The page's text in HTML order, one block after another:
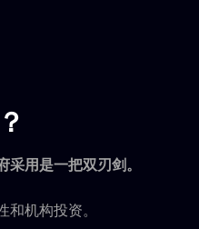
采用是一把双刃剑。
机构投资。